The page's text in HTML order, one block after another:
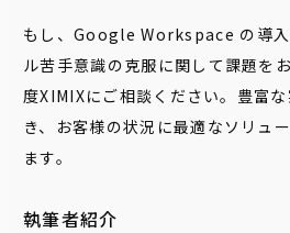
もし、Google Workspace の導入
ル苦手意識の克服に関して課題を
度XIMIXにご相談ください。豊富
き、お客様の状況に最適なソリュ
ます。
執筆者紹介